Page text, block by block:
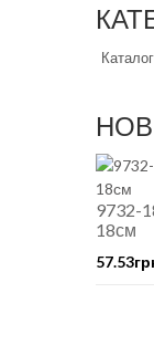
Каталог
9732-
18см